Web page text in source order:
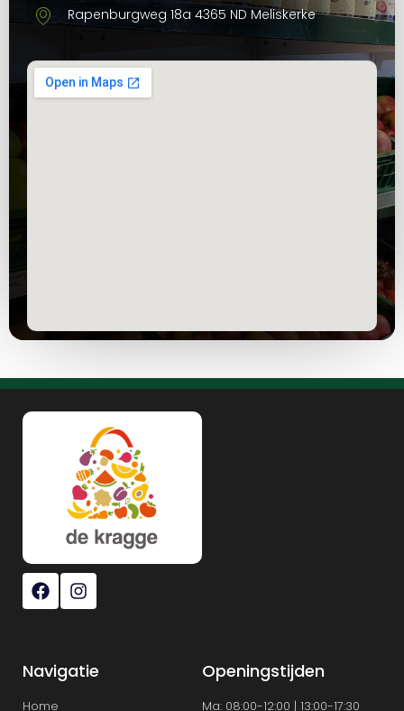
Rapenburgweg 18a 4365 ND Meliskerke
Navigatie
Home
Openingstijden
Ma: 08:00-12:00 | 13:00-17:30